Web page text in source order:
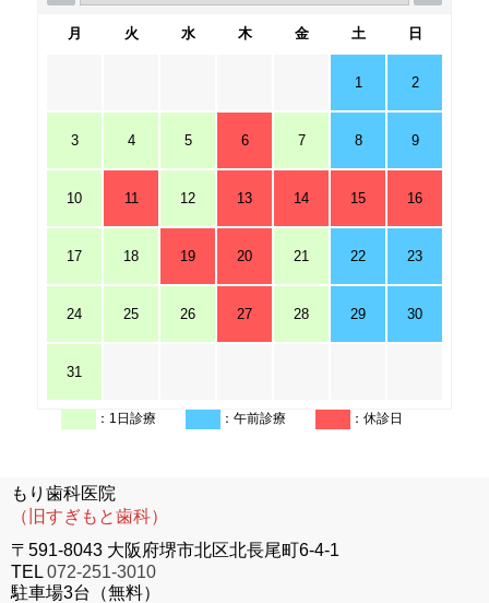
月 火 水 木 金 土 日
1 2
3 4 5 6 7 8 9
10 11 12 13 14 15 16
17 18 19 20 21 22 23
24 25 26 27 28 29 30
31
：1日診療 ：午前診療 ：休診日
もり歯科医院
（旧すぎもと歯科）
〒591-8043 大阪府堺市北区北長尾町6-4-1
TEL 072-251-3010
駐車場3台（無料）